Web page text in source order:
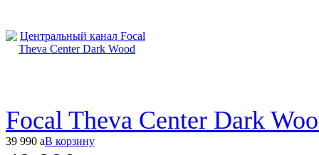
Focal Theva Center Dark
39 990 aВ корзину